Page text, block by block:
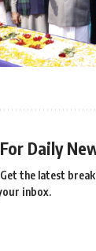
Daily
the latest
inbox.